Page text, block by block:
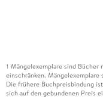
1 Mängelexemplare sind Bücher
einschränken.
Die frühere Buchpreisbindung
sich auf den gebundenen Preis